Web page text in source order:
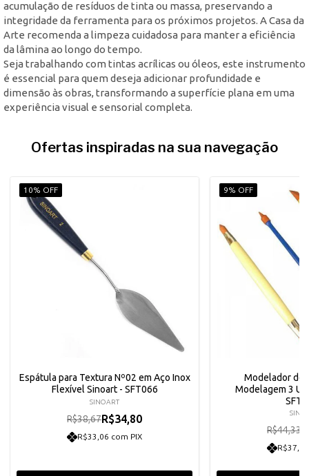
acumulação de resíduos de tinta ou massa, preservando a
integridade da ferramenta para os próximos projetos. A Casa da
Arte recomenda a limpeza cuidadosa para manter a eficiência
da lâmina ao longo do tempo.
Seja trabalhando com tintas acrílicas ou óleos, este instrumento
é essencial para quem deseja adicionar profundidade e
dimensão às obras, transformando a superfície plana em uma
experiência visual e sensorial completa.
Ofertas inspiradas na sua navegação
10% OFF
Espátula para Textura Nº02 em Aço Inox
Flexível Sinoart - SFT066
SINOART
R$38,67R$34,80
R$33,06 com PIX
9% OFF
Modelador de
Modelagem 3
R$44,33